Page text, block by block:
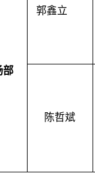
部
郭鑫立
陈哲斌